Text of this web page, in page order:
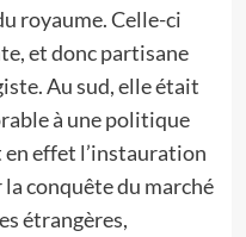
royaume. Celle-ci
et donc partisane
Au sud, elle était
à une politique
effet l’instauration
conquête du marché
étrangères,